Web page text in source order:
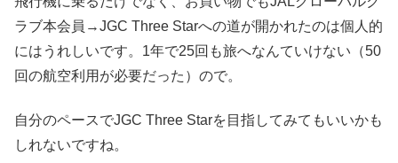
ラブ本会員→JGC Three Starへの道が開かれたのは個人的
にはうれしいです。1年で25回も旅へなんていけない（50
回の航空利用が必要だった）ので。
自分のペースでJGC Three Starを目指してみてもいいかも
しれないですね。